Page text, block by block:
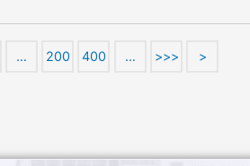
… 200 400 … >>> >